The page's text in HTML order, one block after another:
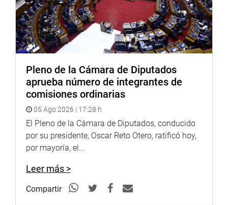
lideresas vinculadas al desarrollo y emprendimiento en
las micro, pequeñas y medianas empresas que son el
soporte en gran parte de la economía peruana en tiempos
de crisis.
diario contra la violencia hacia la mujer y la familia en el
campo laboral, mejora de capacidades, meritocracia y
más oportunidades, entré otros temas vinculados al
mundo empresarial y social de mujeres líderes en nuestro
país.
También participaron la congresista Flor Pablo Medina,
Aljovín, ex ministra de Estado y representante de gremios
pesqueros; y Ángela Flores, representante de Alafarpe.
Pleno de la Cámara de Diputados
aprueba número de integrantes de
comisiones ordinarias
05 Ago 2026 | 17:28 h
El Pleno de la Cámara de Diputados, conducido
por su presidente, Oscar Reto Otero, ratificó hoy,
por mayoría, el...
Leer más >
Compartir